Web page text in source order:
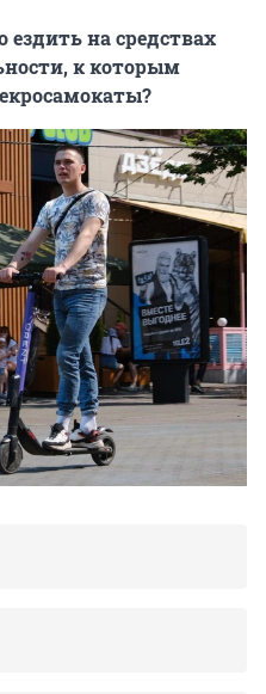
на средствах
к которым